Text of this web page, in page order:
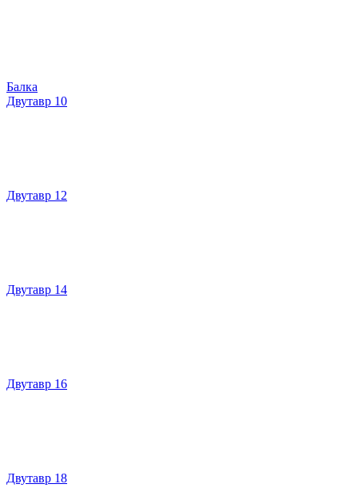
Балка
Двутавр 10
Двутавр 12
Двутавр 14
Двутавр 16
Двутавр 18